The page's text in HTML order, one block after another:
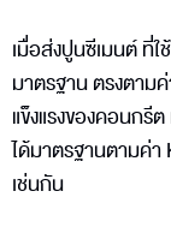
เมื่อส่งปูนซีเมนต์ ที่
มาตรฐาน ตรงตาม
แข็งแรงของคอนกรี
ได้มาตรฐานตามค่า
เช่นกัน